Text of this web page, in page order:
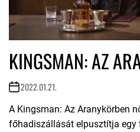
KINGSMAN: AZ
2022.01.21.
A Kingsman: Az Aranykörben
főhadiszállását elpusztítja egy